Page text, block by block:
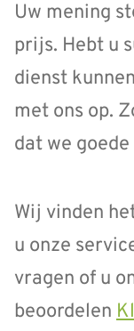
Uw mening
prijs. Hebt u
dienst
met ons op.
dat we
Wij vinden
u onze
vragen of u
beoordelen